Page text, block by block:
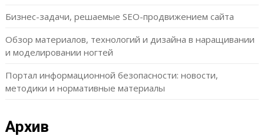
Бизнес-задачи, решаемые SEO-продвижением сайта
Обзор материалов, технологий и дизайна в наращивании
и моделировании ногтей
Портал информационной безопасности: новости,
методики и нормативные материалы
Архив